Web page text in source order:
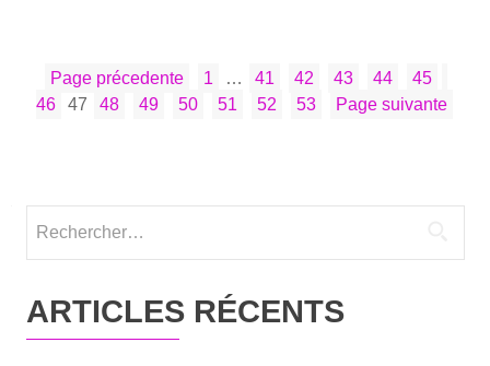
2012,
une
dans
pro­
de
Pinar
PAGINATION
DES
Page précedente Page
1 … Page
41 Page
42 Page
43 Page
44 Page
45
46
Page
47 Page
48 Page
49 Page
50 Page
51 Page
52 Page
53 Page suivante
ARTICLES RÉCENTS